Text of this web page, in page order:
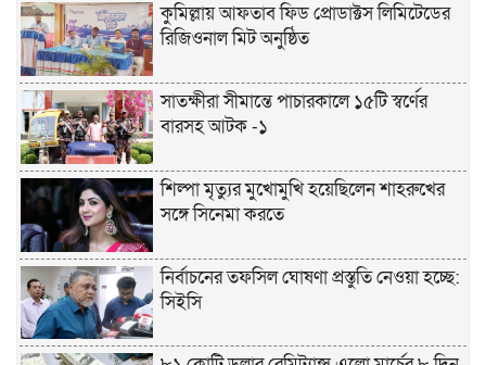
কুমিল্লায় আফতাব ফিড প্রোডাক্টস লিমিটেডের
রিজিওনাল মিট অনুষ্ঠিত
সাতক্ষীরা সীমান্তে পাচারকালে ১৫টি স্বর্ণের
বারসহ আটক -১
শিল্পা মৃত্যুর মুখোমুখি হয়েছিলেন শাহরুখের
সঙ্গে সিনেমা করতে
নির্বাচনের তফসিল ঘোষণা প্রস্তুতি নেওয়া হচ্ছে:
সিইসি